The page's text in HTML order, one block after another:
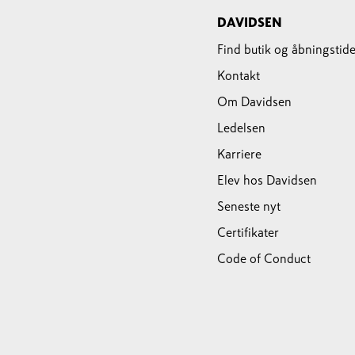
DAVIDSEN
Find butik og
Kontakt
Om Davidsen
Ledelsen
Karriere
Elev hos Davidsen
Seneste nyt
Certifikater
Code of Conduct